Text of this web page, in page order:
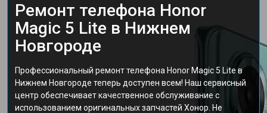
Ремонт телефона Honor
Magic 5 Lite в Нижнем
Новгороде
Профессиональный ремонт телефона Honor Magic 5 Lite в
Нижнем Новгороде теперь доступен всем! Наш сервисный
центр обеспечивает качественное обслуживание с
использованием оригинальных запчастей Хонор. Не